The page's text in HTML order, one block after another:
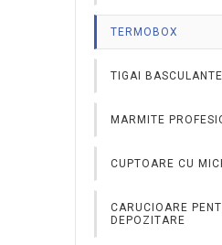
TERMOBOX
TIGAI BASCULANTE
MARMITE
CUPTOARE CU
CARUCIOARE
DEPOZITARE